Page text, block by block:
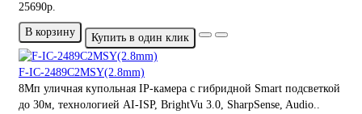
25690р.
В корзину Купить в один клик
F-IC-2489C2MSY(2.8mm)
8Мп уличная купольная IP-камера с гибридной Smart подсветкой
до 30м, технологией AI-ISP, BrightVu 3.0, SharpSense, Audio..